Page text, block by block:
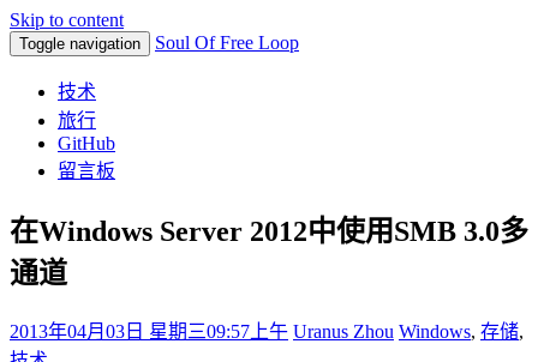
Skip to content
Toggle navigation Soul Of Free Loop
技术
旅行
GitHub
留言板
在Windows Server 2012中使用SMB 3.0多
通道
2013年04月03日 星期三09:57上午 Uranus Zhou Windows, 存储,